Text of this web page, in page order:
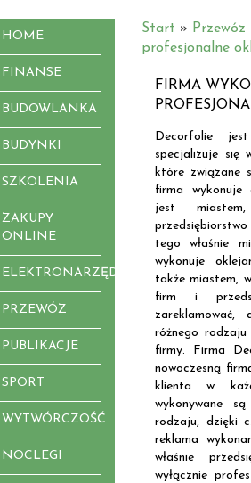
HOME
FINANSE
BUDOWLANKA
BUDYNKI
SZKOLENIA
ZAKUPY
ONLINE
ELEKTRONARZĘDZIA
PRZEWÓZ
PUBLIKACJE
SPORT
WYTWÓRCZOŚĆ
NOCLEGI
Start » Przewóz
profesjonalne
FIRMA
Decorfolie
specjalizuje się
które związane
firma wykonuje
jest
tego właśnie
wykonuje
także miastem,
firm i
różnego
firmy. Firma
nowoczesną
klienta w
wykonywane
rodzaju, dzięki
reklama
właśnie
wyłącznie